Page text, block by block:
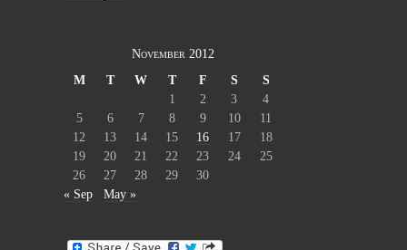
November 2012
M
T W T F S
S
1
2 3
4
5
6 7 8 9 10
11
12
13 14 15 16 17
18
19
20 21 22 23 24
25
26
27 28 29
30
« Sep
May »